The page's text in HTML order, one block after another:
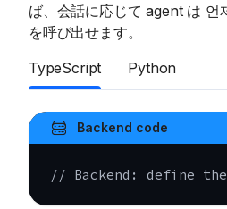
ば、会話に応じて agent は
を呼び出せます。
TypeScript
Python
Backend code
// Backend: define